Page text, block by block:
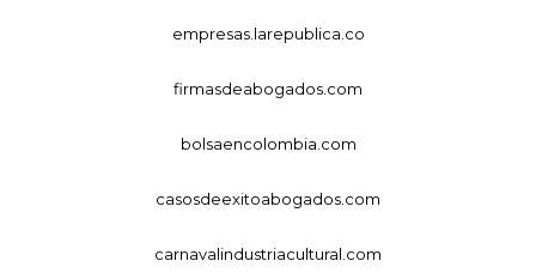
empresas.larepublica.co
firmasdeabogados.com
bolsaencolombia.com
casosdeexitoabogados.com
carnavalindustriacultural.com